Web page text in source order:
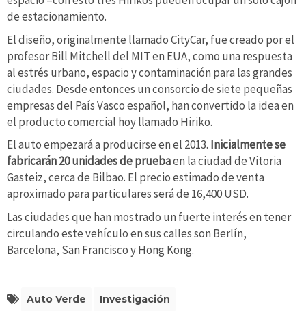
de estacionamiento.
El diseño, originalmente llamado CityCar, fue creado por el
profesor Bill Mitchell del MIT en EUA, como una respuesta
al estrés urbano, espacio y contaminación para las grandes
ciudades. Desde entonces un consorcio de siete pequeñas
empresas del País Vasco español, han convertido la idea en
el producto comercial hoy llamado Hiriko.
El auto empezará a producirse en el 2013. Inicialmente se
fabricarán 20 unidades de pruebaen la ciudad de Vitoria
Gasteiz, cerca de Bilbao. El precio estimado de venta
aproximado para particulares será de 16,400 USD.
Las ciudades que han mostrado un fuerte interés en tener
circulando este vehículo en sus calles son Berlín,
Barcelona, San Francisco y Hong Kong.
Auto Verde Investigación